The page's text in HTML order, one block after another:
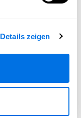
Details zeigen